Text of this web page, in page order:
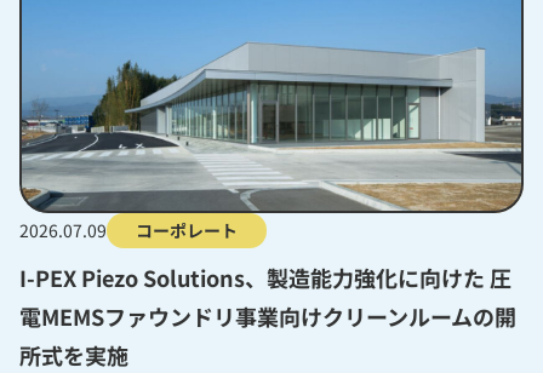
2026.07.09 コーポレート
I-PEX Piezo Solutions、製造能力強化に向けた 圧
電MEMSファウンドリ事業向けクリーンルームの開
所式を実施